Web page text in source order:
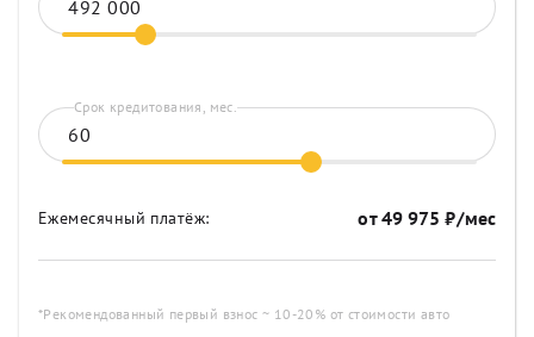
Срок кредитования, мес.
Ежемесячный платёж: от49 975 ₽/мес
*Рекомендованный первый взнос ~ 10-20% от стоимости авто